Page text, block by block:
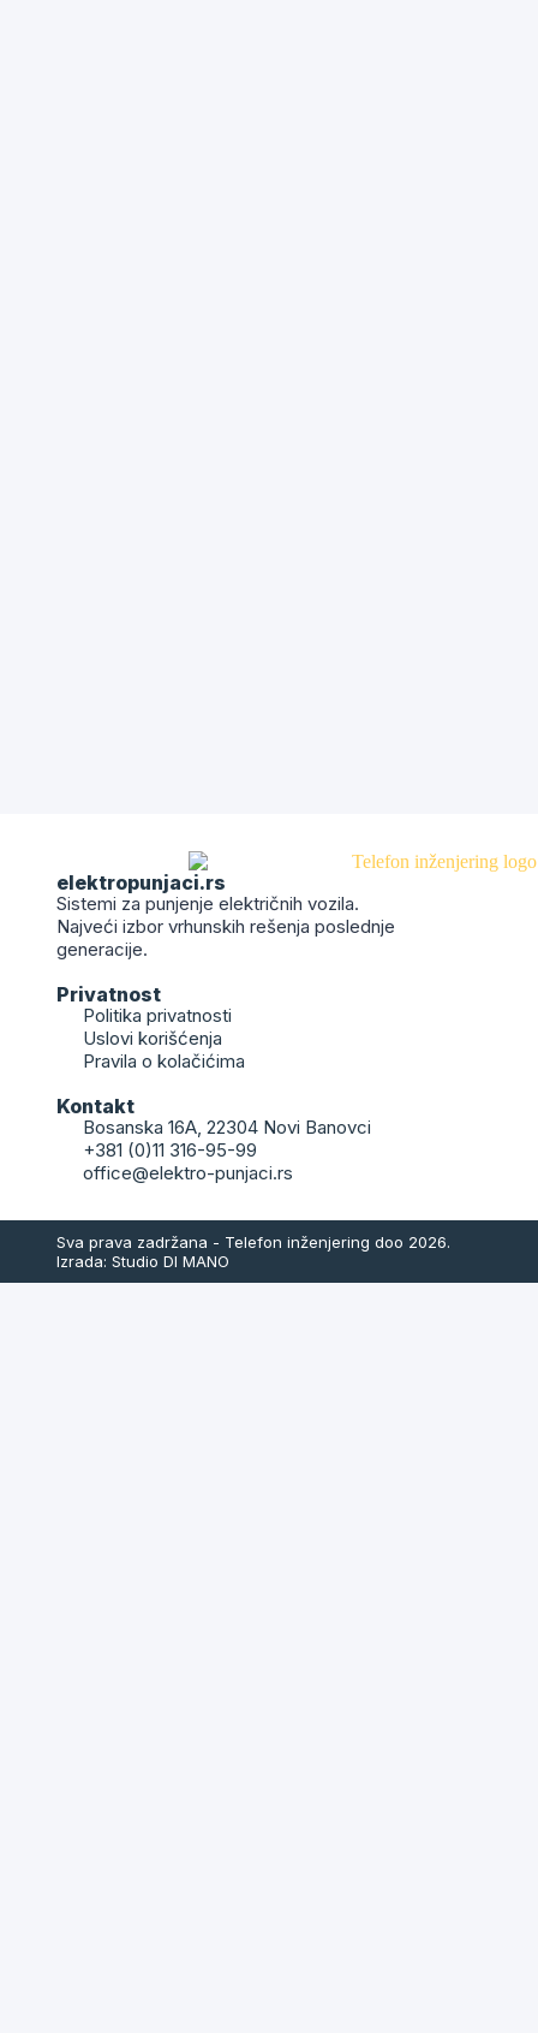
elektropunjaci.rs
Sistemi za punjenje električnih vozila.
Najveći izbor vrhunskih rešenja poslednje
generacije.
Privatnost
Politika privatnosti
Uslovi korišćenja
Pravila o kolačićima
Kontakt
Bosanska 16A, 22304 Novi Banovci
+381 (0)11 316-95-99
office@elektro-punjaci.rs
Sva prava zadržana - Telefon inženjering doo 2026.
Izrada: Studio DI MANO